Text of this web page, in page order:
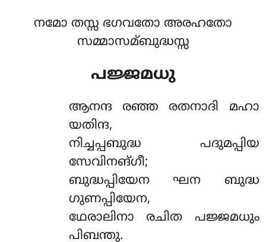
നമോ തസ്സ ഭഗവതോ അരഹതോ
സമ്മാസമ്ബുദ്ധസ്സ
പജ്ജമധു
ആനന്ദ രഞ്ഞ രതനാദി മഹാ
യതിന്ദ,
നിച്ചപ്പബുദ്ധ പദുമപ്പിയ
സേവിനങ്ഗീ;
ബുദ്ധപ്പിയേന ഘന ബുദ്ധ
ഗുണപ്പിയേന,
ഥേരാലിനാ രചിത പജ്ജമധും
പിബന്തു.